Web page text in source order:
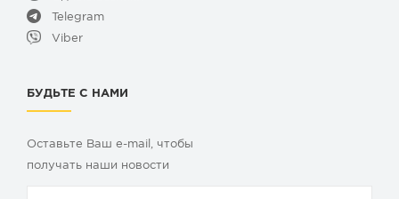
Telegram
Viber
БУДЬТЕ С НАМИ
Оставьте Ваш e-mail, чтобы
получать наши новости